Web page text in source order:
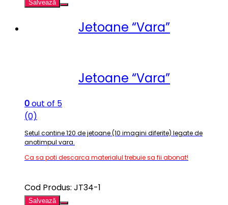
Salvează
Jetoane “Vara”
Jetoane “Vara”
0out of 5
(0)
Setul contine 120 de jetoane (10 imagini diferite) legate de
anotimpul vara.
Ca sa poti descarca materialul trebuie sa fii abonat!
Cod Produs: JT34-1
Salvează